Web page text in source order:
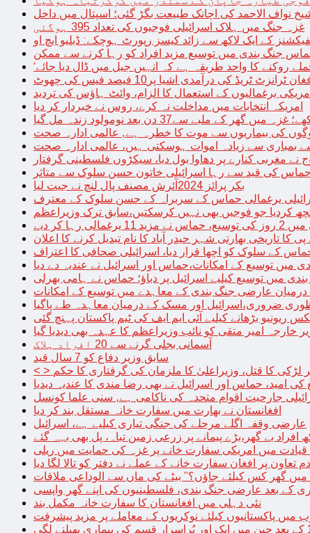
غزہ جنگ میں ہلاک اسرائیلی فوجیوں کی تعداد 395 ہوگئی
کے ایک لاکھ سے زائد کیسز رپورٹ ہوچکے: ڈبلیو ایچ او
حماس جنگ بندی میں توسیع مزید افراد کو رہا کرنے سے ممکن
ٹرانزٹ ٹریڈ کی درآمدی اشیا پر10 فیصد فیس کی چھوٹ
یرغمالیوں کے استعمال کا الزام، وائٹ ہاؤس کی تردید
امریکہ انتخابات میں مداخلت نہ کرے، روس نے خبردار کر دیا
گھر کے ملبے سے37 دن بعد نومولود زندہ مل گیا
کی بیماریوں سے موت کا خطرہ ہے, عالمی ادارہ صحت
بمباری سے زیادہ اموات ہوسکتی ہیں، عالمی ادارہ صحت
نے مغربی کنارے پر دھاوا بول دیا، سیکڑوں فلسطینی گرفتار
کی قید سے رہا اسرائیلی خاتون حسن سلوک سے متاثر
بکر پرائز 2024آئرش مصنف پال لنچ نے جیت لیا
یرغمالی حماس کے سربراہ کے حسن سلوک کے معترف
کردیا جو فوجیں بھی نہیں کرسکتیں،سابق ترک وزیراعظم
رہا کر دیے
کا تاریخی بھارتی شہر حیدر آباد کا نام تبدیل کرنے کا اعلان
حماس کے سلوک کو اچھا قرار دیا، اسرائیلی صحافی کا اعتراف
میں توسیع کے امکانات،حماس اور اسرائیل نے عندیہ دے دیا
میں توسیع کیلیے اسرائیل پر دباؤ؛ حماس نے ہامی بھرلی
درمیان عارضی جنگ بندی کے معاہدے میں توسیع کے امکانات
ضروری،اسرائیل اور مسک کے درمیان معاہدہ طے پاگیا
ریونیو بڑھانے کیلیے آئی ایم ایف کی ٹیم پاکستان پہنچ گئی
خارجہ امیر متقی کو نائب وزیراعظم کا عہدہ بھی دیدیا گیا
آسمانی بجلی گرنے سے 20 افراد ہلاک
سابق وزیر دفاع کو 7 سال قید
لڑکی کا قتل، وزیراعلیٰ کا ملزمان کی گرفتاری کا حکم
امید، حماس اور اسرائیل نے بھی رضا مندی کا عندیہ دیدیا
جارحیت اقوام متحدہ کی ناکامی ہے, سنی علما کونسل
افغانستان نے بھارت میں سفارت خانہ مستقل بند کر دیا
عارضی وقفہ اگلے مرحلے کی جنگی تیاری کیلیے ہے، اسرائیل
قیادت میں امریکی سفارت خانے پر غزہ کی حمایت میں ریلی
تعاون پر افغان سفارت خانے کے عملے نے دفتر کو تالا لگا دیا
گھر کس کیلئے جاؤں؟” بیٹے کی ماں سے الوداعی ملاقات
نئی دہلی میں افغانستان کا سفارت خانہ مکمل بند
پاکستانیوں کیلئے نوکریوں کے معاملے پر مزید پیشرفت